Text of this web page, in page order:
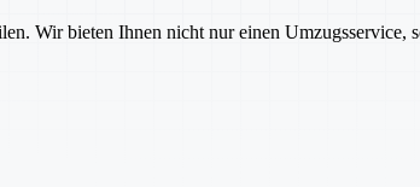
Wir bieten Ihnen nicht nur einen